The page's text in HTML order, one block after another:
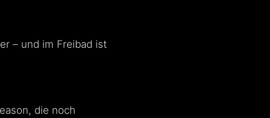
– und im Freibad ist
die noch